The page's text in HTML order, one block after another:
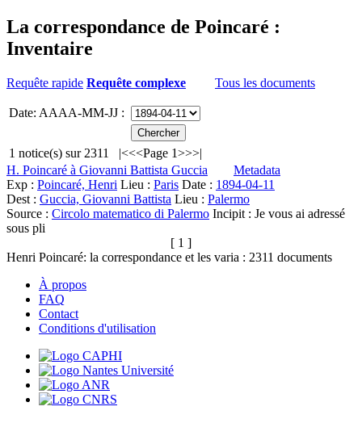
La correspondance de Poincaré :
Inventaire
Requête rapide Requête complexe Tous les documents
Date: AAAA-MM-JJ :
1 notice(s) sur 2311 |<<<Page 1>>>|
H. Poincaré à Giovanni Battista Guccia
Metadata
Exp : Poincaré, Henri Lieu : Paris Date : 1894-04-11
Dest : Guccia, Giovanni Battista Lieu : Palermo
Source : Circolo matematico di Palermo Incipit : Je vous ai adressé
sous pli
[ 1 ]
Henri Poincaré: la correspondance et les varia : 2311 documents
À propos
FAQ
Contact
Conditions d'utilisation